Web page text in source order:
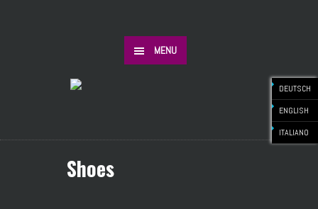
MENU
Shoes
DEUTSCH
ENGLISH
ITALIANO